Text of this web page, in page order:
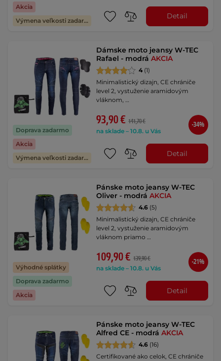
Akcia
Výmena veľkosti zadarmo
Detail
Doprava zadarmo
Akcia
Výmena veľkosti zadarmo
Dámske moto jeansy W-TEC
Rafael - modráAKCIA
4 (1)
Minimalistický dizajn, CE chrániče
level 2, vystuženie aramidovým
vláknom, …
93,90 € 141,70 €
na sklade – 10.8. u Vás
-34%
Detail
Výhodné splátky
Doprava zadarmo
Akcia
Pánske moto jeansy W-TEC
Oliver - modráAKCIA
4.6 (5)
Minimalistický dizajn, CE chrániče
level 2, vystuženie aramidovým
vláknom priamo …
109,90 € 139,90 €
na sklade – 10.8. u Vás
-21%
Detail
Pánske moto jeansy W-TEC
Alfred CE - modráAKCIA
4.6 (16)
Certifikované ako celok, CE chrániče